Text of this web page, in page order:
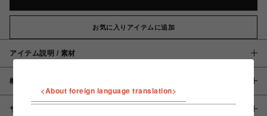
お気に入りアイテムに追加
アイテム説明 / 素材
概要
サイズ
<About foreign language translation>